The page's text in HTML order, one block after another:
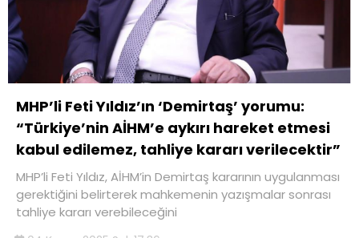
MHP’li Feti Yıldız’ın ‘Demirtaş’ yorumu:
“Türkiye’nin AİHM’e aykırı hareket etmesi
kabul edilemez, tahliye kararı verilecektir”
MHP’li Feti Yıldız, AİHM’in Demirtaş kararının uygulanması
gerektiğini belirterek mahkemenin yazışmalar sonrası
tahliye kararı verebileceğini